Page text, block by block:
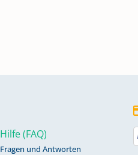
Hilfe (FAQ)
Fragen und Antworten